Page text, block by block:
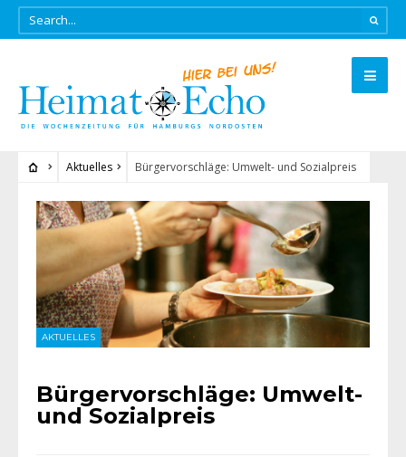
Aktuelles Bürgervorschläge: Umwelt- und Sozialpreis
AKTUELLES
Bürgervorschläge: Umwelt-
und Sozialpreis